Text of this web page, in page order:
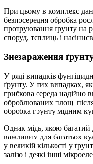
При цьому в комплекс
безпосередня обробка
протруювання ґрунту на
споруд, теплиць і
Знезараження
У ряді випадків
ґрунту. У тих випадках,
грибкова середа надійно
оброблюваних площ,
обробка грунту мідним
Однак мідь, якою багатий
важливим для багатьох
у великій кількості у
залізо і деякі інші